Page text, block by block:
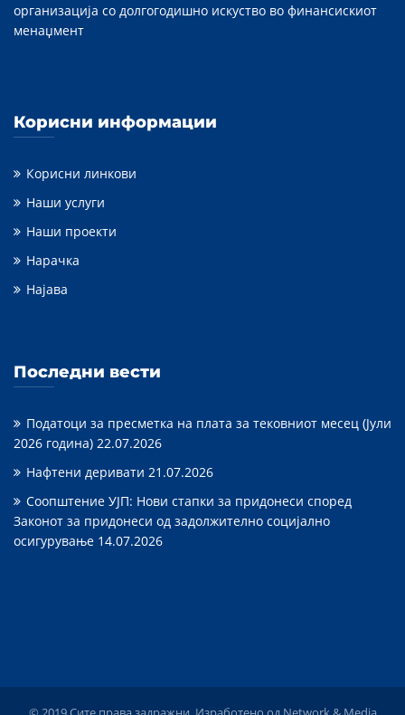
организација со долгогодишно искуство во финансискиот
менаџмент
Корисни информации
Корисни линкови
Наши услуги
Наши проекти
Нарачка
Најава
Последни вести
Податоци за пресметка на плата за тековниот месец (Јули
2026 година) 22.07.2026
Нафтени деривати 21.07.2026
Соопштение УЈП: Нови стапки за придонеси според
Законот за придонеси од задолжително социјално
осигурување 14.07.2026